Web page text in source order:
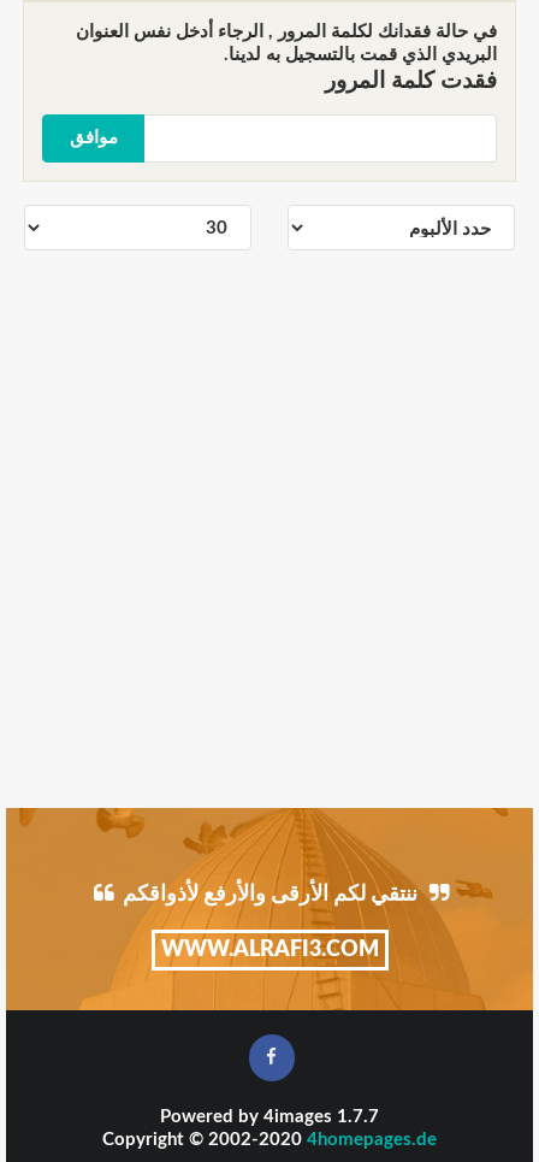
في حالة فقدانك لكلمة المرور , الرجاء أدخل نفس العنوان
البريدي الذي قمت بالتسجيل به لدينا.
فقدت كلمة المرور
موافق
ننتقي لكم الأرقى والأرفع لأذواقكم
WWW.ALRAFI3.COM
Powered by 4images 1.7.7
Copyright © 2002-2020 4homepages.de